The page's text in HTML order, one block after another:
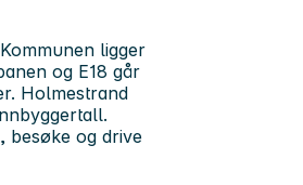
ligger
og E18 går
Holmestrand
besøke og drive